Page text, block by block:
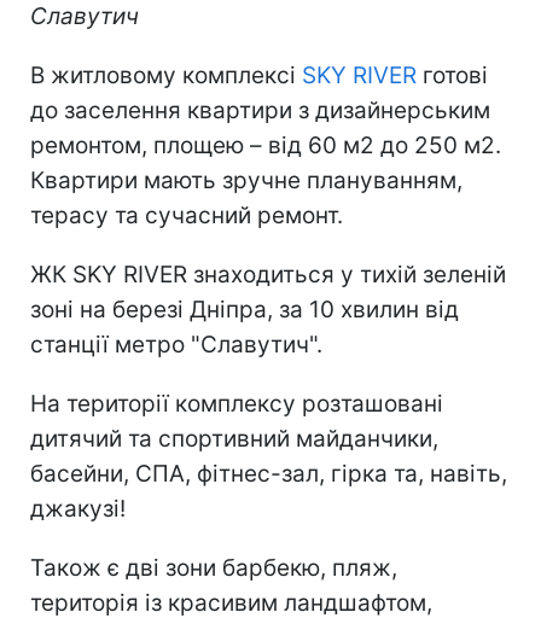
Славутич
В житловому комплексі SKY RIVER готові
до заселення квартири з дизайнерським
ремонтом, площею – від 60 м2 до 250 м2.
Квартири мають зручне плануванням,
терасу та сучасний ремонт.
ЖК SKY RIVER знаходиться у тихій зеленій
зоні на березі Дніпра, за 10 хвилин від
станції метро "Славутич".
На території комплексу розташовані
дитячий та спортивний майданчики,
басейни, СПА, фітнес-зал, гірка та, навіть,
джакузі!
Також є дві зони барбекю, пляж,
територія із красивим ландшафтом,